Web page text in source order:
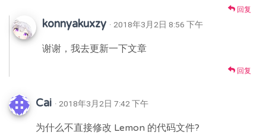
回复
konnyakuxzy · 2018年3月2日 8:56 下午
谢谢，我去更新一下文章
回复
Cai · 2018年3月2日 7:42 下午
为什么不直接修改 Lemon 的代码文件?